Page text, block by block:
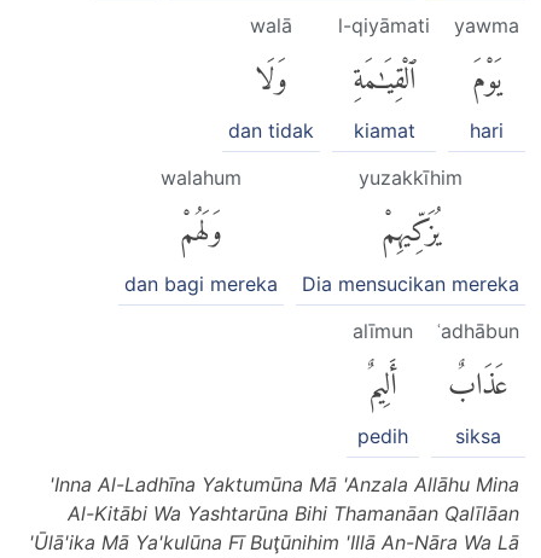
yawma
يَوْمَ
hari
l-qiyāmati
ٱلْقِيَٰمَةِ
kiamat
walā
وَلَا
dan tidak
yuzakkīhim
يُزَكِّيهِمْ
Dia mensucikan mereka
walahum
وَلَهُمْ
dan bagi mereka
ʿadhābun
عَذَابٌ
siksa
alīmun
أَلِيمٌ
pedih
'Inna Al-Ladhīna Yaktumūna Mā 'Anzala Allāhu Mina
Al-Kitābi Wa Yashtarūna Bihi Thamanāan Qalīlāan
'Ūlā'ika Mā Ya'kulūna Fī Buţūnihim 'Illā An-Nāra Wa Lā